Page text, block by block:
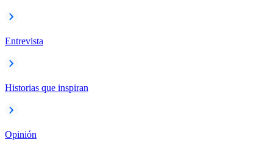
Entrevista
Historias que inspiran
Opinión